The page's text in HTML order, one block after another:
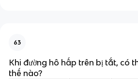
63
Khi đường hô hấp trên bị tắt, có
thế nào?